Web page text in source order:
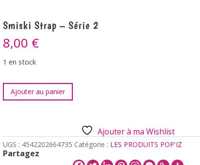
Smiski Strap – Série 2
8,00 €
1 en stock
quantité
de
2
Ajouter au panier
Ajouter à ma Wishlist
UGS : 4542202664735 Catégorie : LES PRODUITS POP'IZ
Partagez